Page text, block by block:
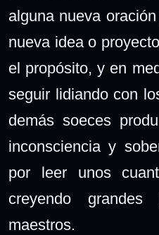
alguna nueva
nueva idea o
el propósito, y en
seguir lidiando con
demás soeces
inconsciencia y
por leer unos
creyendo
maestros.